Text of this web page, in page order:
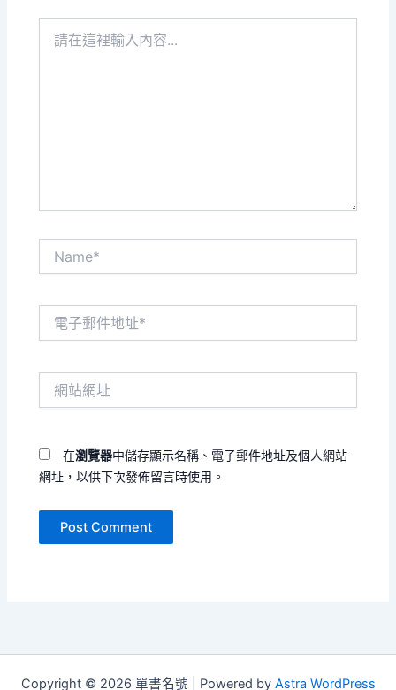
在瀏覽器中儲存顯示名稱、電子郵件地址及個人網站
網址，以供下次發佈留言時使用。
Copyright © 2026 單書名號 | Powered by Astra WordPress